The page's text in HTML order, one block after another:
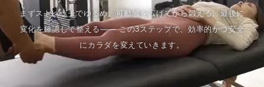
まずストレッチでゆるめ、可動域を広げてから鍛える。最後に
変化を確認して整える—— この3ステップで、効率的かつ安全
にカラダを変えていきます。